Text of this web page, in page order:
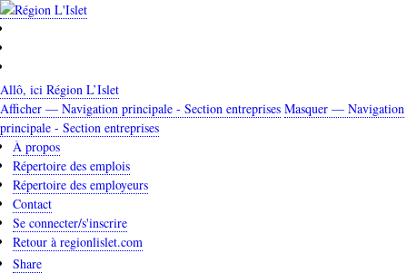
Aller
au
contenu
principal
Allô, ici Région L’Islet
Navigation
principale
-
Section
entreprises
Afficher — Navigation principale - Section entreprises Masquer — Navigation
principale - Section entreprises
À propos
Répertoire des emplois
Répertoire des employeurs
Contact
Se connecter/s'inscrire
Retour à regionlislet.com
Share